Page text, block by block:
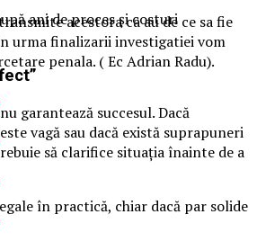
acestora ca au de ce sa fie
urma finalizarii investigatiei vom
penala. ( Ec Adrian Radu).
ani de proces și costuri
garantează succesul. Dacă
vagă sau dacă există suprapuneri
să clarifice situația înainte de a
în practică, chiar dacă par solide